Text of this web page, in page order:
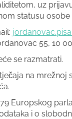
uz
statusu osobe
55, 10
se razmatrati.
na
Europskog
i o